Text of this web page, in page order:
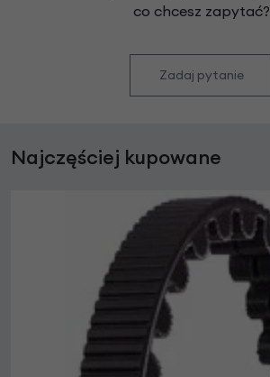
co chcesz zapytać?
Zadaj pytanie
Najczęściej kupowane